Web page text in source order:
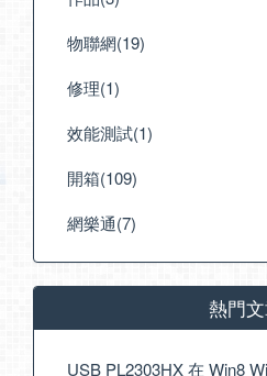
物聯網(19)
修理(1)
效能測試(1)
開箱(109)
網樂通(7)
熱門
USB PL2303HX 在 Win8